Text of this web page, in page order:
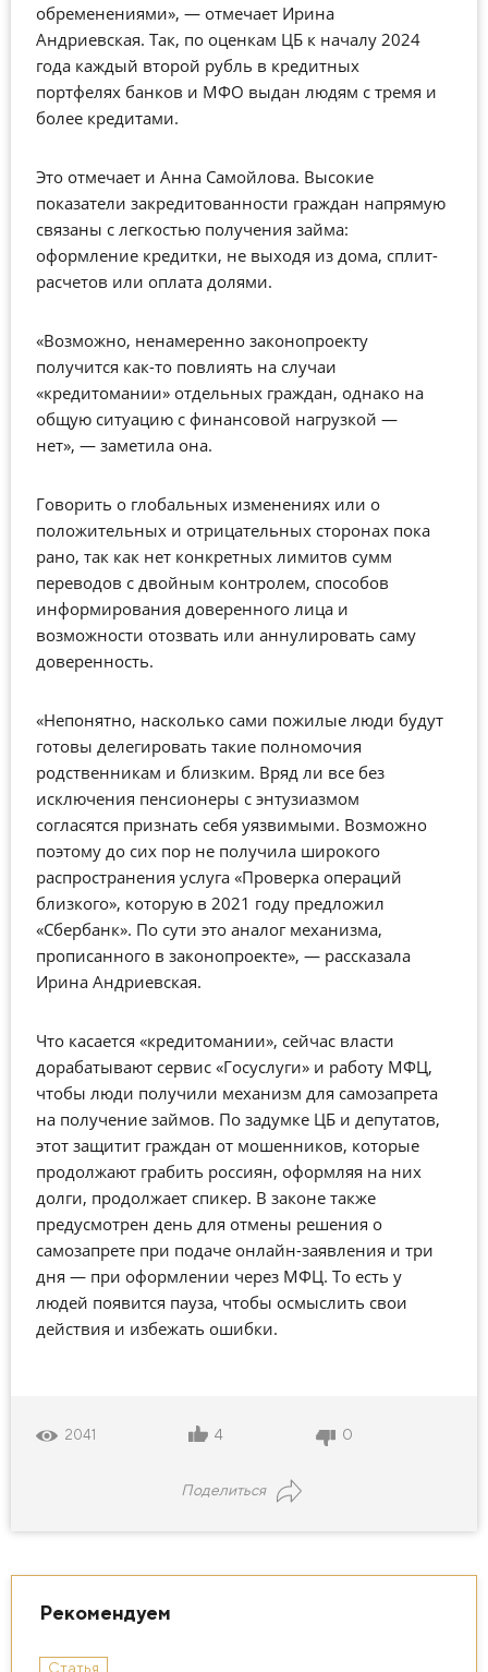
обременениями», — отмечает Ирина
Андриевская. Так, по оценкам ЦБ к началу 2024
года каждый второй рубль в кредитных
портфелях банков и МФО выдан людям с тремя и
более кредитами.
Это отмечает и Анна Самойлова. Высокие
показатели закредитованности граждан напрямую
связаны с легкостью получения займа:
оформление кредитки, не выходя из дома, сплит-
расчетов или оплата долями.
«Возможно, ненамеренно законопроекту
получится как-то повлиять на случаи
«кредитомании» отдельных граждан, однако на
общую ситуацию с финансовой нагрузкой —
нет», — заметила она.
Говорить о глобальных изменениях или о
положительных и отрицательных сторонах пока
рано, так как нет конкретных лимитов сумм
переводов с двойным контролем, способов
информирования доверенного лица и
возможности отозвать или аннулировать саму
доверенность.
«Непонятно, насколько сами пожилые люди будут
готовы делегировать такие полномочия
родственникам и близким. Вряд ли все без
исключения пенсионеры с энтузиазмом
согласятся признать себя уязвимыми. Возможно
поэтому до сих пор не получила широкого
распространения услуга «Проверка операций
близкого», которую в 2021 году предложил
«Сбербанк». По сути это аналог механизма,
прописанного в законопроекте», — рассказала
Ирина Андриевская.
Что касается «кредитомании», сейчас власти
дорабатывают сервис «Госуслуги» и работу МФЦ,
чтобы люди получили механизм для самозапрета
на получение займов. По задумке ЦБ и депутатов,
этот защитит граждан от мошенников, которые
продолжают грабить россиян, оформляя на них
долги, продолжает спикер. В законе также
предусмотрен день для отмены решения о
самозапрете при подаче онлайн-заявления и три
дня — при оформлении через МФЦ. То есть у
людей появится пауза, чтобы осмыслить свои
действия и избежать ошибки.
2041 4 0
Поделиться
Рекомендуем
Статья